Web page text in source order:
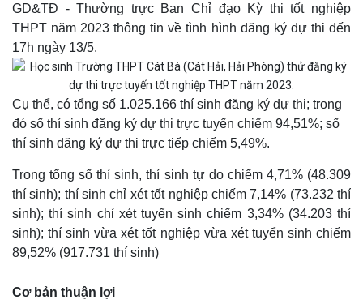
GD&TĐ - Thường trực Ban Chỉ đạo Kỳ thi tốt nghiệp
THPT năm 2023 thông tin về tình hình đăng ký dự thi đến
17h ngày 13/5.
Cụ thể, có tổng số 1.025.166 thí sinh đăng ký dự thi; trong
đó số thí sinh đăng ký dự thi trực tuyến chiếm 94,51%; số
thí sinh đăng ký dự thi trực tiếp chiếm 5,49%.
Trong tổng số thí sinh, thí sinh tự do chiếm 4,71% (48.309
thí sinh); thí sinh chỉ xét tốt nghiệp chiếm 7,14% (73.232 thí
sinh); thí sinh chỉ xét tuyển sinh chiếm 3,34% (34.203 thí
sinh); thí sinh vừa xét tốt nghiệp vừa xét tuyển sinh chiếm
89,52% (917.731 thí sinh)
Cơ bản thuận lợi